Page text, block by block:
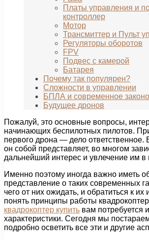
Платы управления и
контроллер
Мотор
Трансмиттер и Пульт
Регуляторы оборотов
FPV
Подвес с камерой
Батарея
Почему так популярен?
Сложности в управлении
БПЛА и современное
Будущее дронов
Пожалуй, это основные вопросы,
начинающих беспилотных пилотов.
первого дрона — дело ответственное.
он собой представляет, во многом
дальнейший интерес и увлечение им в
Именно поэтому иногда важно иметь
представление о таких современных
чего от них ожидать, и обратиться к их
понять принципы работы
квадрокоптер купить вам потребуется
характеристики. Сегодня мы
подробно осветить все эти и другие